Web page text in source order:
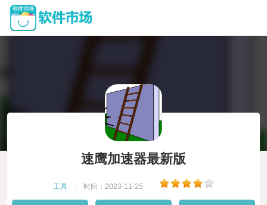
速鹰加速器最新版
工具 时间：2023-11-25